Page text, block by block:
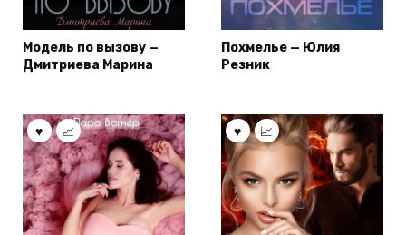
Модель по вызову —
Дмитриева Марина
Похмелье — Юлия
Резник